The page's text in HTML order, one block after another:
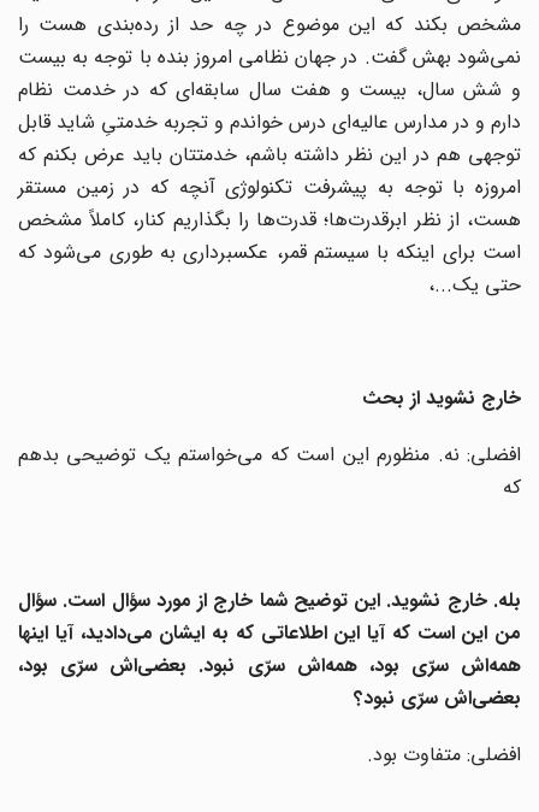
مشخص بکند که این موضوع در چه حد از رده‌بندی هست را
نمی‌‌شود بهش گفت. در جهان نظامی امروز بنده با توجه به بیست
و شش سال، بیست و هفت سال سابقه‌ای که در خدمت نظام
دارم و در مدارس عالیه‌ای درس خواندم و تجربه خدمتیِ شاید قابل
توجهی هم در این نظر داشته باشم، خدمتتان باید عرض بکنم که
امروزه با توجه به پیشرفت تکنولوژی آنچه که در زمین مستقر
هست، از نظر ابرقدرت‌ها؛ قدرت‌ها را بگذاریم کنار، کاملاً مشخص
است برای اینکه با سیستم قمر، عکسبرداری به طوری می‌شود که
حتی یک...،
خارج نشوید از بحث
افضلی: نه. منظورم این است که می‌خواستم یک توضیحی بدهم
بله. خارج نشوید. این توضیح شما خارج از مورد سؤال است. سؤال
من این است که آیا این اطلاعاتی که به ایشان می‌‌دادید، آیا اینها
همه‌اش سرّی بود، همه‌اش سرّی نبود. بعضی‌اش سرّی بود،
بعضی‌اش سرّی نبود؟
افضلی: متفاوت بود.